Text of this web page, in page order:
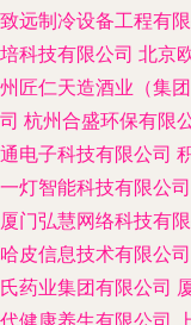
致远制冷设备工程有
培科技有限公司 北京
州匠仁天造酒业（集
司 杭州合盛环保有限
通电子科技有限公司
一灯智能科技有限公司
厦门弘慧网络科技有
哈皮信息技术有限公司
氏药业集团有限公司